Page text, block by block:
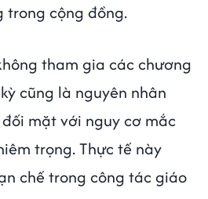
trong cộng đồng.
tham gia các chương
cũng là nguyên nhân
mặt với nguy cơ mắc
trọng. Thực tế này
chế trong công tác giáo